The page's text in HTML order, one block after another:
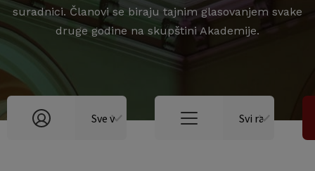
suradnici. Članovi se biraju tajnim glasovanjem svake
druge godine na skupštini Akademije.